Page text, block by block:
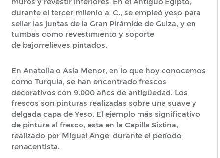
muros y revestir interiores. En el Antiguo Egipto,
durante el tercer milenio a. C., se empleó yeso para
sellar las juntas de la Gran Pirámide de Guiza, y en
tumbas como revestimiento y soporte
de bajorrelieves pintados.
En Anatolia o Asia Menor, en lo que hoy conocemos
como Turquía, se han encontrado frescos
decorativos con 9,000 años de antigüedad. Los
frescos son pinturas realizadas sobre una suave y
delgada capa de Yeso. El ejemplo más significativo
de pintura al fresco, esta en la Capilla Sixtina,
realizado por Miguel Angel durante el período
renacentista.